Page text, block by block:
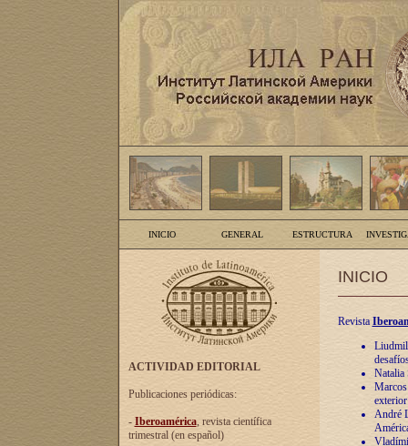
INICIO GENERAL ESTRUCTURA
ACTIVIDAD EDITORIAL
Publicaciones periódicas:
- Iberoamérica, revista científica
trimestral (en español)
INICIO
Revista
Natalia
André